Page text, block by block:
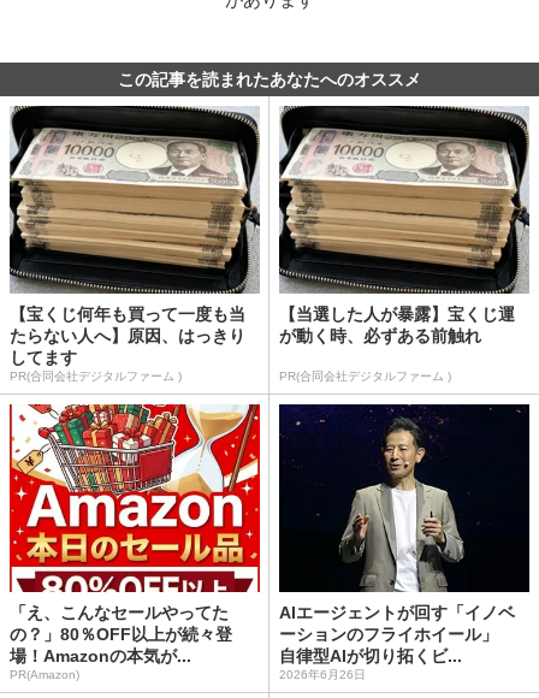
この記事を読まれたあなたへのオススメ
【宝くじ何年も買って一度も当
たらない人へ】原因、はっきり
してます
PR(合同会社デジタルファーム )
【当選した人が暴露】宝くじ運
が動く時、必ずある前触れ
PR(合同会社デジタルファーム )
「え、こんなセールやってた
の？」80％OFF以上が続々登
場！Amazonの本気が...
PR(Amazon)
AIエージェントが回す「イノベ
ーションのフライホイール」
自律型AIが切り拓くビ...
2026年6月26日